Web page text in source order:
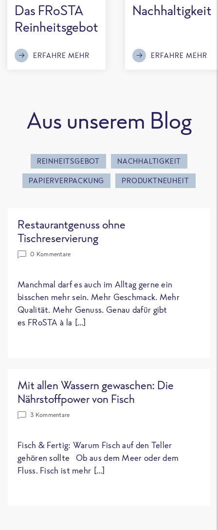
Das FRoSTA
Reinheitsgebot
ERFAHRE MEHR
Nachhaltigkeit
ERFAHRE MEHR
Aus unserem Blog
REINHEITSGEBOT NACHHALTIGKEIT
PAPIERVERPACKUNG PRODUKTNEUHEIT
Restaurantgenuss ohne
Tischreservierung
0 Kommentare
Manchmal darf es auch im Alltag gerne ein
bisschen mehr sein. Mehr Geschmack. Mehr
Qualität. Mehr Genuss. Genau dafür gibt
es FRoSTA à la […]
Mit allen Wassern gewaschen: Die
Nährstoffpower von Fisch
3 Kommentare
Fisch & Fertig: Warum Fisch auf den Teller
gehören sollte Ob aus dem Meer oder dem
Fluss. Fisch ist mehr […]